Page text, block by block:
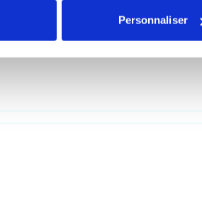
Personnaliser